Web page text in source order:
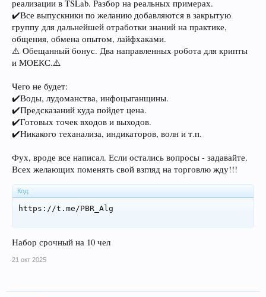
реализации в TSLab. Разбор на реальных примерах.
✔️Все выпускники по желанию добавляются в закрытую
группу для дальнейшей отработки знаний на практике,
общения, обмена опытом, лайфхаками.
⚠️ Обещанный бонус. Два направленных робота для крипты
и МОЕКС.⚠️
Чего не будет:
✔️Воды, лудоманства, инфоцыганщины.
✔️Предсказаний куда пойдет цена.
✔️Готовых точек входов и выходов.
✔️Никакого теханализа, индикаторов, волн и т.п.
Фух, вроде все написал. Если остались вопросы - задавайте.
Всех желающих поменять свой взгляд на торговлю жду!!!
Код:
https://t.me/PBR_Alg
Набор срочный на 10 чел
21 окт 2025